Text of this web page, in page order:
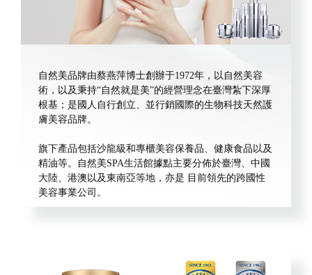
自然美品牌由蔡燕萍博士創辦于1972年，以自然美容
術，以及秉持“自然就是美”的經營理念在臺灣紮下深厚
根基；是國人自行創立、並行銷國際的生物科技天然護
膚美容品牌。
旗下產品包括沙龍級和專櫃美容保養品、健康食品以及
精油等。自然美SPA生活館據點主要分佈於臺灣、中國
大陸、港澳以及東南亞等地，亦是 目前領先的跨國性
美容事業公司。